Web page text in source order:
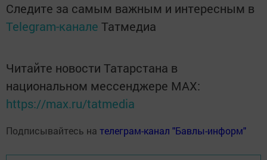
Следите за самым важным и интересным в
Telegram-канале Татмедиа
Читайте новости Татарстана в
национальном мессенджере MАХ:
https://max.ru/tatmedia
Подписывайтесь на телеграм-канал "Бавлы-информ"